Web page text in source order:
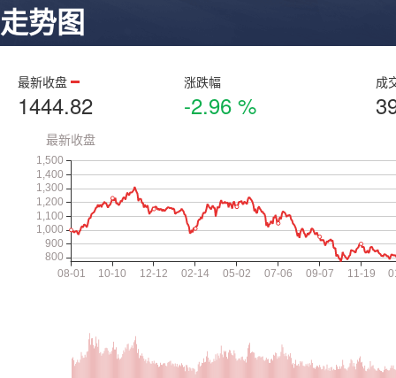
走势图
最新收盘
1444.82
涨跌幅
-2.96 %
成